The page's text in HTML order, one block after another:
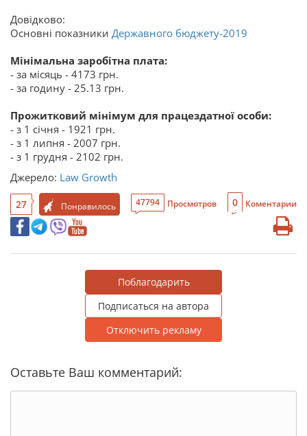
Довідково:
Основні показники Державного бюджету-2019
Мінімальна заробітна плата:
- за місяць - 4173 грн.
- за годину - 25.13 грн.
Прожитковий мінімум для працездатної особи:
- з 1 січня - 1921 грн.
- з 1 липня - 2007 грн.
- з 1 грудня - 2102 грн.
Джерело: Law Growth
27 Понравилось 47794 Просмотров 0 Коментарии
Поблагодарить
Подписаться на автора
Отключить рекламу
Оставьте Ваш комментарий: